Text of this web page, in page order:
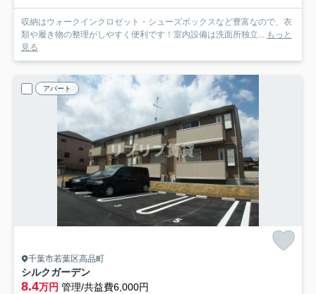
収納はウォークインクロゼット・シューズボックスなど豊富なので、衣
類や履き物の整理がしやすく便利です！室内設備は洗面所独立... もっと
見る
アパート
千葉市若葉区高品町
シルクガーデン
8.4万円 管理/共益費6,000円